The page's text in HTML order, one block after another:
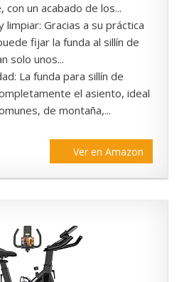
un acabado de los...
limpiar: Gracias a su práctica
fijar la funda al sillín de
solo unos...
La funda para sillín de
el asiento, ideal
de montaña,...
Ver en Amazon